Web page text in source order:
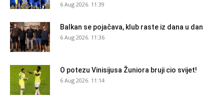
6 Aug 2026. 11:39
Balkan se pojačava, klub raste iz dana u dan
6 Aug 2026. 11:36
O potezu Vinisijusa Žuniora bruji cio svijet!
6 Aug 2026. 11:14